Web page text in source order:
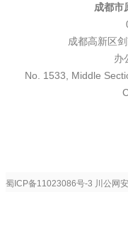
成都市
成都高新区
办
No. 1533, Middle
蜀ICP备11023086号-3 川公网